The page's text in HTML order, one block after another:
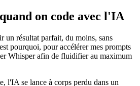
on code avec l'IA
un résultat parfait, du moins, sans
pourquoi, pour accélérer mes prompts
Whisper afin de fluidifier au maximum
l'IA se lance à corps perdu dans un